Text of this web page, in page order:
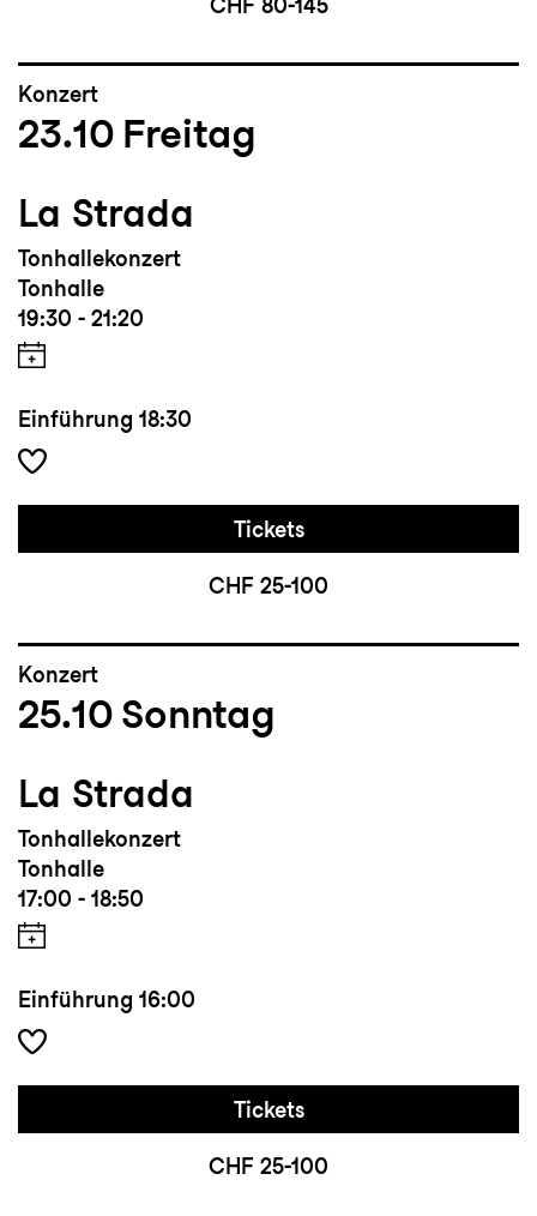
CHF 80-145
Konzert
23.10 Freitag
La Strada
Tonhallekonzert
Tonhalle
19:30 - 21:20
Einführung 18:30
Tickets
CHF 25-100
Konzert
25.10 Sonntag
La Strada
Tonhallekonzert
Tonhalle
17:00 - 18:50
Einführung 16:00
Tickets
CHF 25-100